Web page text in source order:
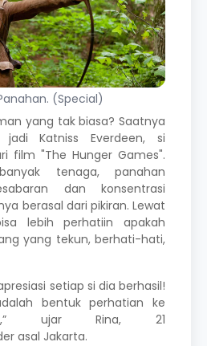
(Special)
yang tak biasa? Saatnya
Katniss Everdeen, si
film "The Hunger Games".
tenaga, panahan
dan konsentrasi
berasal dari pikiran. Lewat
lebih perhatiin apakah
yang tekun, berhati-hati,
setiap si dia berhasil!
bentuk perhatian ke
ujar Rina, 21
asal Jakarta.